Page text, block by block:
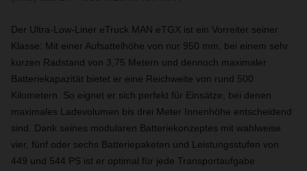
Der Ultra-Low-Liner eTruck MAN eTGX ist ein Vorreiter seiner
Klasse: Mit einer Aufsattelhöhe von nur 950 mm, bei einem sehr
kurzen Radstand von 3,75 Metern und dennoch maximaler
Batteriekapazität bietet er eine Reichweite von rund 500
Kilometern. So eignet er sich perfekt für Einsätze, bei denen
maximales Ladevolumen bis drei Meter Innenhöhe entscheidend
sind. Dank seines modularen Batteriekonzeptes mit wahlweise
vier, fünf oder sechs Batteriepaketen und Leistungsstufen von
449 und 544 PS ist er optimal für jede Transportaufgabe